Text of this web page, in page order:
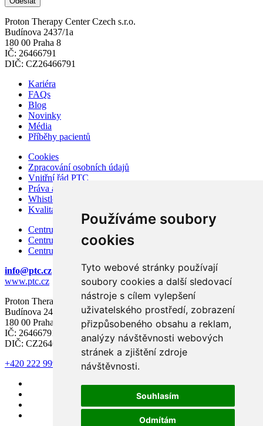
Používáme soubory
cookies
Tyto webové stránky používají
soubory cookies a další sledovací
nástroje s cílem vylepšení
uživatelského prostředí, zobrazení
přizpůsobeného obsahu a reklam,
analýzy návštěvnosti webových
stránek a zjištění zdroje
návštěvnosti.
Souhlasím
Odmítám
Proton Therapy Center Czech s.r.o.
Budínova 2437/1a
180 00 Praha 8
IČ: 26466791
DIČ: CZ26466791
Kariéra
FAQs
Blog
Novinky
Média
Příběhy pacientů
Cookies
Zpracování osobních údajů
Vnitřní řád PTC
Práva a povinnosti pacienta
Whistleblowing – ochrana oznamovatelů
Kvalita a bezpečí
Centrum karcinomu prostaty
Centrum karcinomu prsu
Centrum moderní diagnostiky
info@ptc.cz
www.ptc.cz
Proton Therapy Center Czech s.r.o.
Budínova 2437/1a
180 00 Praha 8
IČ: 26466791
DIČ: CZ26466791
+420 222 999 000